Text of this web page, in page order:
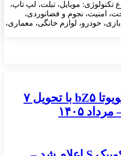
تکنولوژی: موبایل، تبلت، لپ تاپ،
امنیت، نجوم و فضانوردی،
خودرو، لوازم خانگی، معماری،
شرایط فروش تویوتا bZ۵ با تحویل ۷
۱۴۰۵